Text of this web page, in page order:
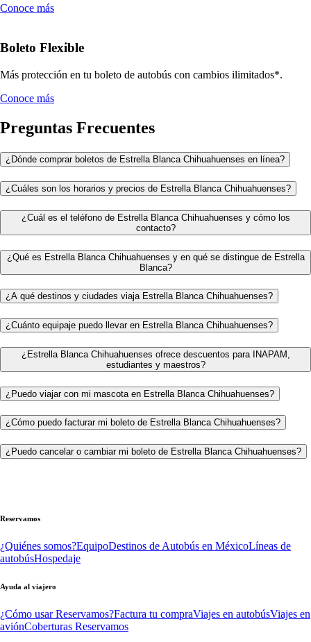
Conoce más
Boleto Flexible
Más protección en tu boleto de autobús con cambios ilimitados*.
Conoce más
Preguntas Frecuentes
¿Dónde comprar boletos de Estrella Blanca Chihuahuenses en línea?
¿Cuáles son los horarios y precios de Estrella Blanca Chihuahuenses?
¿Cuál es el teléfono de Estrella Blanca Chihuahuenses y cómo los
contacto?
¿Qué es Estrella Blanca Chihuahuenses y en qué se distingue de Estrella
Blanca?
¿A qué destinos y ciudades viaja Estrella Blanca Chihuahuenses?
¿Cuánto equipaje puedo llevar en Estrella Blanca Chihuahuenses?
¿Estrella Blanca Chihuahuenses ofrece descuentos para INAPAM,
estudiantes y maestros?
¿Puedo viajar con mi mascota en Estrella Blanca Chihuahuenses?
¿Cómo puedo facturar mi boleto de Estrella Blanca Chihuahuenses?
¿Puedo cancelar o cambiar mi boleto de Estrella Blanca Chihuahuenses?
Reservamos
¿Quiénes somos?EquipoDestinos de Autobús en MéxicoLíneas de
autobúsHospedaje
Ayuda al viajero
¿Cómo usar Reservamos?Factura tu compraViajes en autobúsViajes en
aviónCoberturas Reservamos